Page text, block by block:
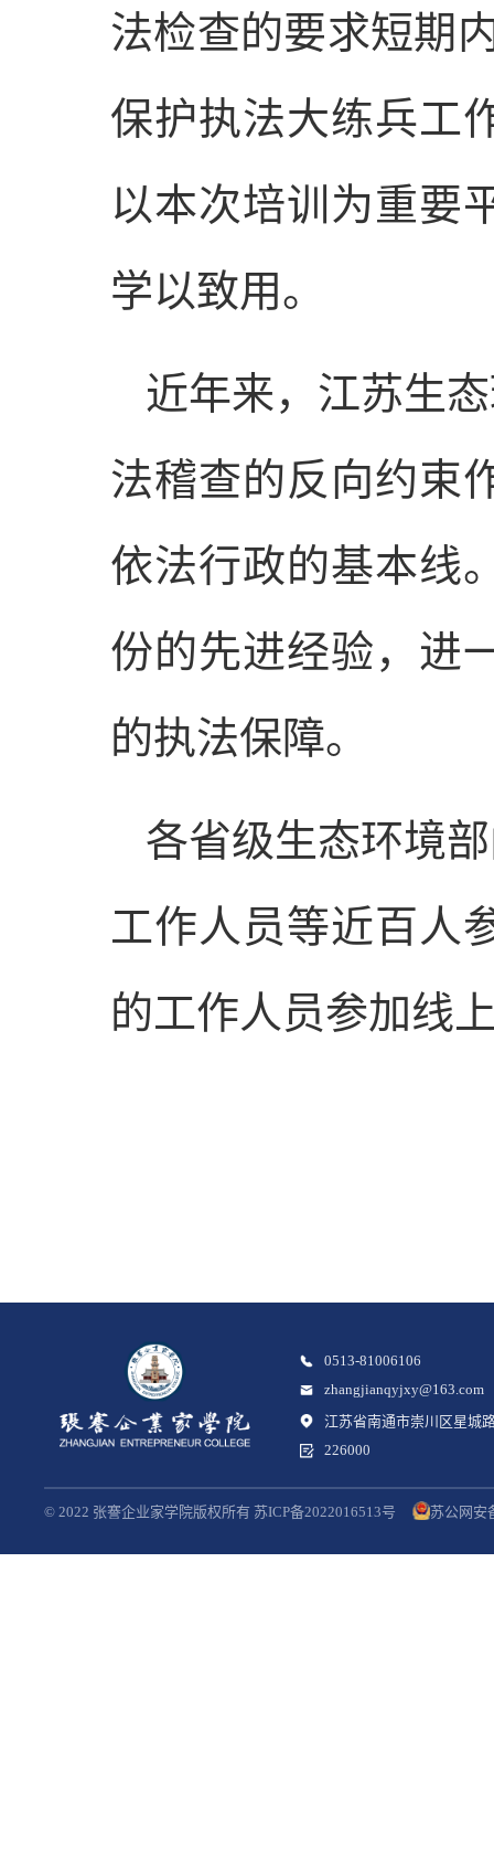
法检查的要求短期
保护执法大练兵工
以本次培训为重要
学以致用。
近年来，江苏生
法稽查的反向约束
依法行政的基本线
份的先进经验，进
的执法保障。
各省级生态环境
工作人员等近百人
的工作人员参加线
0513-81006106
zhangjianqyjxy@163.com
江苏省南通市崇川区星城
226000
© 2022 张謇企业家学院版权所有 苏ICP备2022016513号 苏公网安